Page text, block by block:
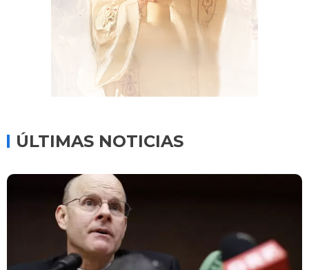
ÚLTIMAS NOTICIAS